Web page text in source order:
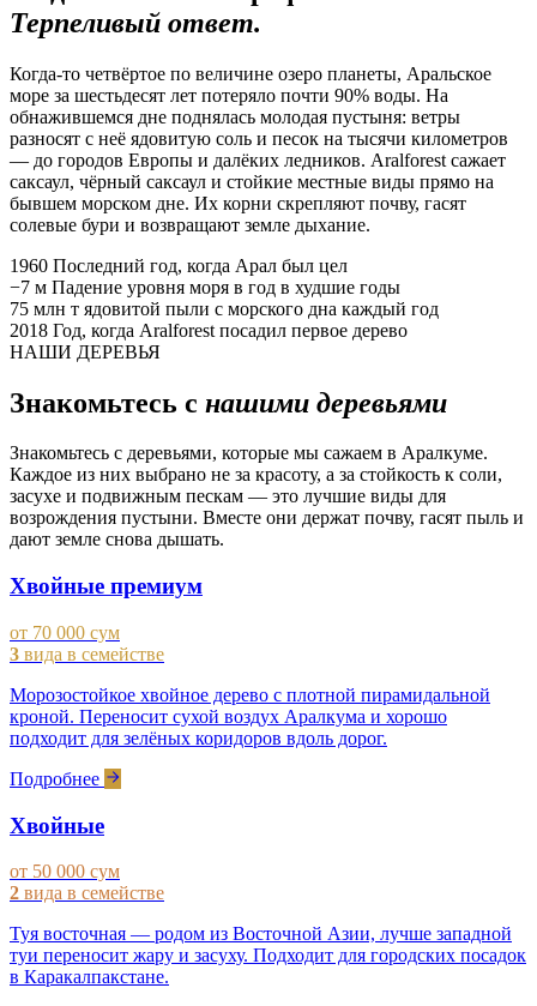
Терпеливый ответ.
Когда-то четвёртое по величине озеро планеты, Аральское
море за шестьдесят лет потеряло почти 90% воды. На
обнажившемся дне поднялась молодая пустыня: ветры
разносят с неё ядовитую соль и песок на тысячи километров
— до городов Европы и далёких ледников. Aralforest сажает
саксаул, чёрный саксаул и стойкие местные виды прямо на
бывшем морском дне. Их корни скрепляют почву, гасят
солевые бури и возвращают земле дыхание.
1960 Последний год, когда Арал был цел
−7 м Падение уровня моря в год в худшие годы
75 млн т ядовитой пыли с морского дна каждый год
2018 Год, когда Aralforest посадил первое дерево
НАШИ ДЕРЕВЬЯ
Знакомьтесь с нашими деревьями
Знакомьтесь с деревьями, которые мы сажаем в Аралкуме.
Каждое из них выбрано не за красоту, а за стойкость к соли,
засухе и подвижным пескам — это лучшие виды для
возрождения пустыни. Вместе они держат почву, гасят пыль и
дают земле снова дышать.
Хвойные премиум
от 70 000 сум
3 вида в семействе
Морозостойкое хвойное дерево с плотной пирамидальной
кроной. Переносит сухой воздух Аралкума и хорошо
подходит для зелёных коридоров вдоль дорог.
Подробнее
Хвойные
от 50 000 сум
2 вида в семействе
Туя восточная — родом из Восточной Азии, лучше западной
туи переносит жару и засуху. Подходит для городских посадок
в Каракалпакстане.